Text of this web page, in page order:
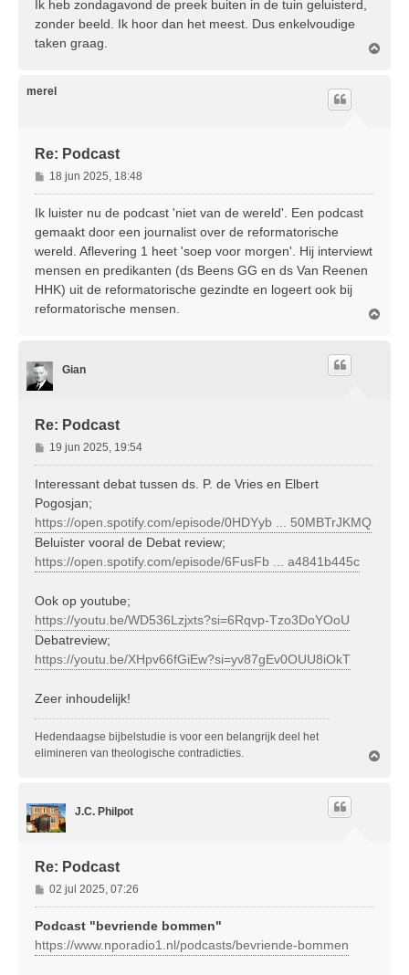
Ik heb zondagavond de preek buiten in de tuin geluisterd,
zonder beeld. Ik hoor dan het meest. Dus enkelvoudige
taken graag.
merel
Re: Podcast
B
e
h
t
18 jun 2025, 18:48
Ik luister nu de podcast 'niet van de wereld'. Een podcast
gemaakt door een journalist over de reformatorische
wereld. Aflevering 1 heet 'soep voor morgen'. Hij interviewt
mensen en predikanten (ds Beens GG en ds Van Reenen
HHK) uit de reformatorische gezindte en logeert ook bij
reformatorische mensen.
Gian
Re: Podcast
B
e
r
c
h
t
19 jun 2025, 19:54
Interessant debat tussen ds. P. de Vries en Elbert
Pogosjan;
https://open.spotify.com/episode/0HDYyb ... 50MBTrJKMQ
Beluister vooral de Debat review;
https://open.spotify.com/episode/6FusFb ... a4841b445c
Ook op youtube;
https://youtu.be/WD536Lzjxts?si=6Rqvp-Tzo3DoYOoU
Debatreview;
https://youtu.be/XHpv66fGiEw?si=yv87gEv0OUU8iOkT
Zeer inhoudelijk!
Hedendaagse bijbelstudie is voor een belangrijk deel het
elimineren van theologische contradicties.
J.C. Philpot
Re: Podcast
B
e
c
02 jul 2025, 07:26
Podcast "bevriende bommen"
https://www.nporadio1.nl/podcasts/bevriende-bommen